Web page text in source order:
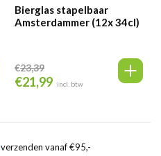
Bierglas stapelbaar
Amsterdammer (12x 34cl)
€23,39
Oorspronkelijke
€21,99 Huidige
incl. btw
verzenden vanaf €95,-